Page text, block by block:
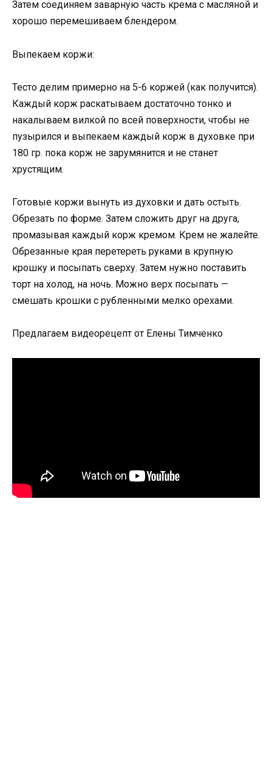
Затем соединяем заварную часть крема с масляной и
хорошо перемешиваем блендером.
Выпекаем коржи:
Тесто делим примерно на 5-6 коржей (как получится).
Каждый корж раскатываем достаточно тонко и
накалываем вилкой по всей поверхности, чтобы не
пузырился и выпекаем каждый корж в духовке при
180 гр. пока корж не зарумянится и не станет
хрустящим.
Готовые коржи вынуть из духовки и дать остыть.
Обрезать по форме. Затем сложить друг на друга,
промазывая каждый корж кремом. Крем не жалейте.
Обрезанные края перетереть руками в крупную
крошку и посыпать сверху. Затем нужно поставить
торт на холод, на ночь. Можно верх посыпать —
смешать крошки с рубленными мелко орехами.
Предлагаем видеорецепт от Елены Тимченко